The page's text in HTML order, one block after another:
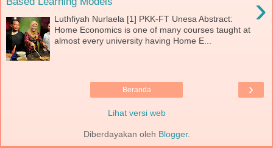
›
Luthfiyah Nurlaela [1] PKK-FT Unesa Abstract:
Home Economics is one of many courses taught at
almost every university having Home E...
›
Beranda
Lihat versi web
Diberdayakan oleh Blogger.